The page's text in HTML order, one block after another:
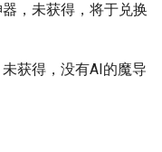
，未获得，将于兑换
获得，没有AI的魔导